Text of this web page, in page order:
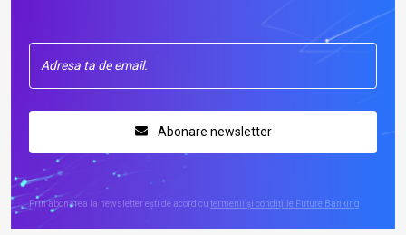
Abonare newsletter
Prin abonarea la newsletter ești de acord cu termenii și condițiile Future Banking